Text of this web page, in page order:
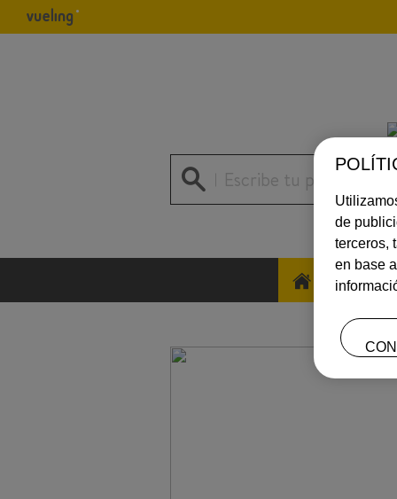
INICIO
Escribe tu pregunta
de
terceros,
en base